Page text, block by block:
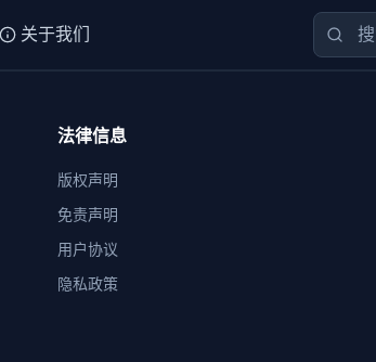
关于我们
法律信息
版权声明
免责声明
用户协议
隐私政策